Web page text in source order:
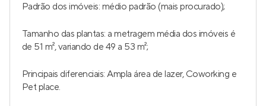
Padrão dos imóveis: médio padrão (mais procurado);
Tamanho das plantas: a metragem média dos imóveis é
de 51 m², variando de 49 a 53 m²;
Principais diferenciais: Ampla área de lazer, Coworking e
Pet place.